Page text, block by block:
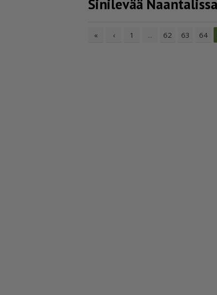
Sinilevää Naantalissa
« ‹ 1 ... 62 63 64